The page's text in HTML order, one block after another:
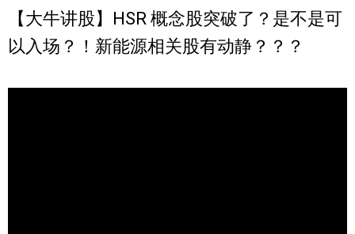
【大牛讲股】HSR 概念股突破了？是不是可
以入场？！新能源相关股有动静？？？